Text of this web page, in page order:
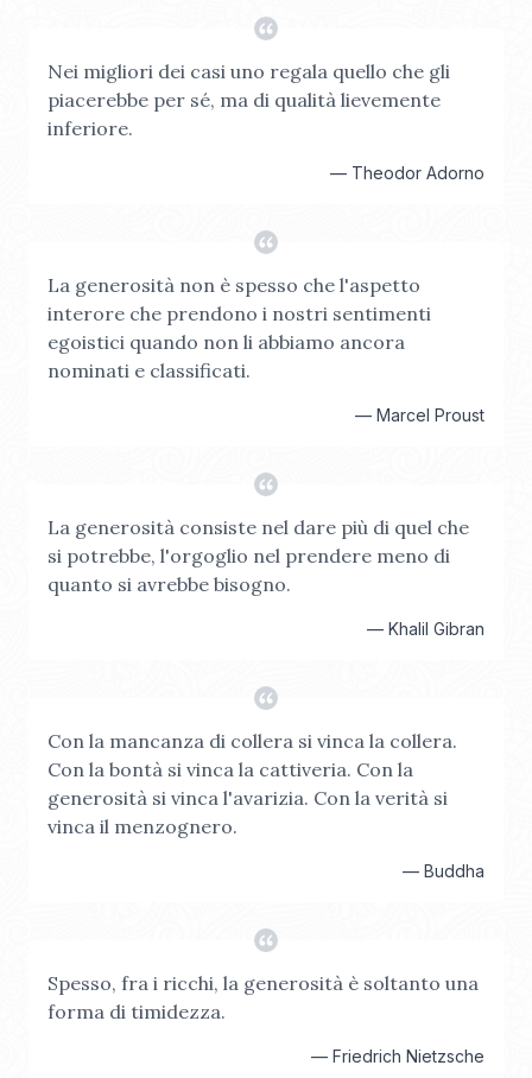
Nei migliori dei casi uno regala quello che gli
piacerebbe per sé, ma di qualità lievemente
inferiore.
— Theodor Adorno
La generosità non è spesso che l'aspetto
interore che prendono i nostri sentimenti
egoistici quando non li abbiamo ancora
nominati e classificati.
— Marcel Proust
La generosità consiste nel dare più di quel che
si potrebbe, l'orgoglio nel prendere meno di
quanto si avrebbe bisogno.
— Khalil Gibran
Con la mancanza di collera si vinca la collera.
Con la bontà si vinca la cattiveria. Con la
generosità si vinca l'avarizia. Con la verità si
vinca il menzognero.
— Buddha
Spesso, fra i ricchi, la generosità è soltanto una
forma di timidezza.
— Friedrich Nietzsche